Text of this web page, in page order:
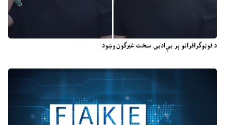
د فوټوګرافرانو پر بې‌ادبۍ سخت غبرګون وښود